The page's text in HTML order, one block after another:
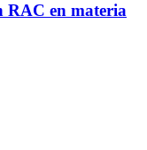
RAC en materia